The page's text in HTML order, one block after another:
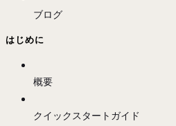
ブログ
はじめに
概要
クイックスタートガイド